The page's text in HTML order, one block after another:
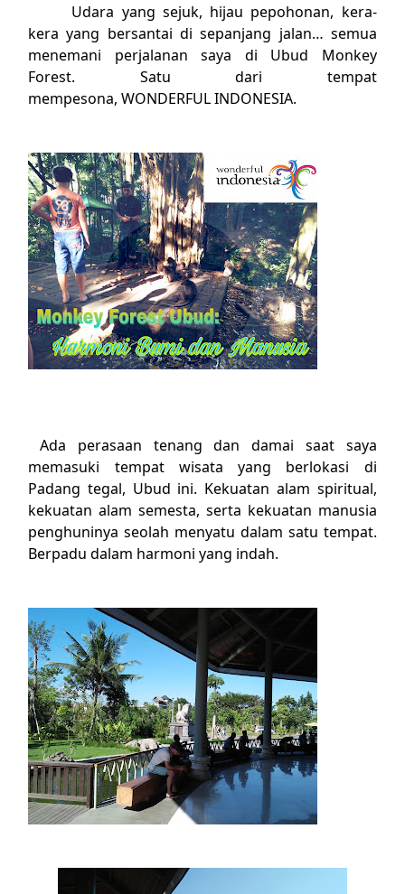
Udara yang sejuk, hijau pepohonan, kera-
kera yang bersantai di sepanjang jalan… semua
menemani perjalanan saya di Ubud Monkey
Forest. Satu dari tempat
mempesona, WONDERFUL INDONESIA.
Ada perasaan tenang dan damai saat saya
memasuki tempat wisata yang berlokasi di
Padang tegal, Ubud ini. Kekuatan alam spiritual,
kekuatan alam semesta, serta kekuatan manusia
penghuninya seolah menyatu dalam satu tempat.
Berpadu dalam harmoni yang indah.